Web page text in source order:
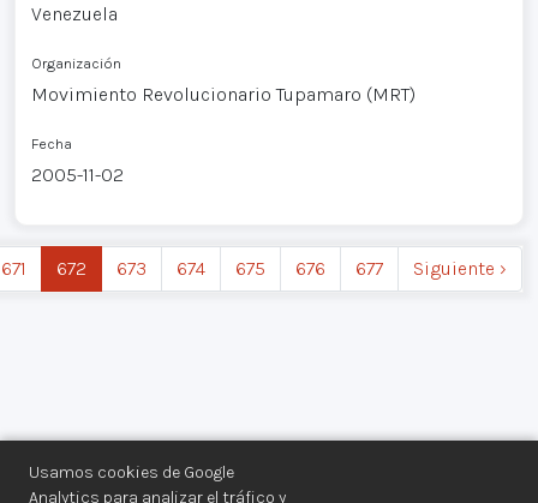
Usamos cookies de Google
Analytics para analizar el tráfico y
Venezuela
Organización
Movimiento Revolucionario Tupamaro (MRT)
Fecha
2005-11-02
671 672 673 674 675 676 677 Siguiente ›